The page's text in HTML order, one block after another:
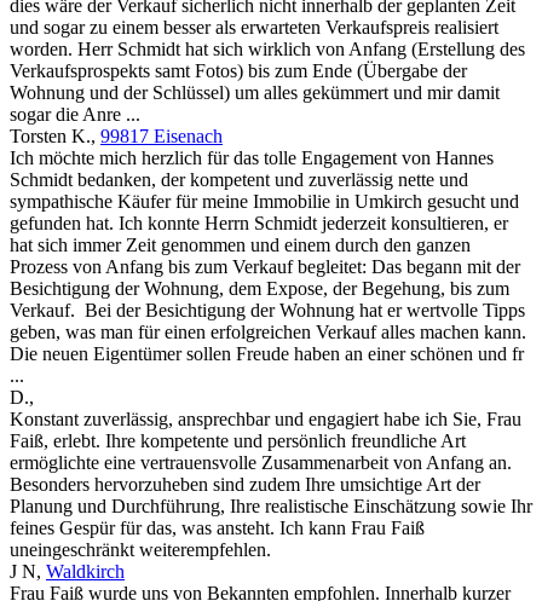
dies wäre der Verkauf sicherlich nicht innerhalb der geplanten Zeit
und sogar zu einem besser als erwarteten Verkaufspreis realisiert
worden. Herr Schmidt hat sich wirklich von Anfang (Erstellung des
Verkaufsprospekts samt Fotos) bis zum Ende (Übergabe der
Wohnung und der Schlüssel) um alles gekümmert und mir damit
sogar die Anre ...
Torsten K., 99817 Eisenach
Ich möchte mich herzlich für das tolle Engagement von Hannes
Schmidt bedanken, der kompetent und zuverlässig nette und
sympathische Käufer für meine Immobilie in Umkirch gesucht und
gefunden hat. Ich konnte Herrn Schmidt jederzeit konsultieren, er
hat sich immer Zeit genommen und einem durch den ganzen
Prozess von Anfang bis zum Verkauf begleitet: Das begann mit der
Besichtigung der Wohnung, dem Expose, der Begehung, bis zum
Verkauf. Bei der Besichtigung der Wohnung hat er wertvolle Tipps
geben, was man für einen erfolgreichen Verkauf alles machen kann.
Die neuen Eigentümer sollen Freude haben an einer schönen und fr
...
D.,
Konstant zuverlässig, ansprechbar und engagiert habe ich Sie, Frau
Faiß, erlebt. Ihre kompetente und persönlich freundliche Art
ermöglichte eine vertrauensvolle Zusammenarbeit von Anfang an.
Besonders hervorzuheben sind zudem Ihre umsichtige Art der
Planung und Durchführung, Ihre realistische Einschätzung sowie Ihr
feines Gespür für das, was ansteht. Ich kann Frau Faiß
uneingeschränkt weiterempfehlen.
J N, Waldkirch
Frau Faiß wurde uns von Bekannten empfohlen. Innerhalb kurzer